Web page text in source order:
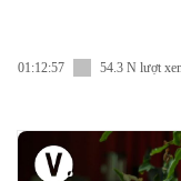
01:12:57 54.3 N lượt